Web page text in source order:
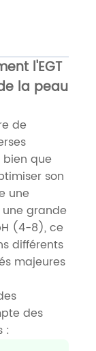
l'EGT
la peau
de
que
son
une
grande
(4-8), ce
différents
majeures
des
: